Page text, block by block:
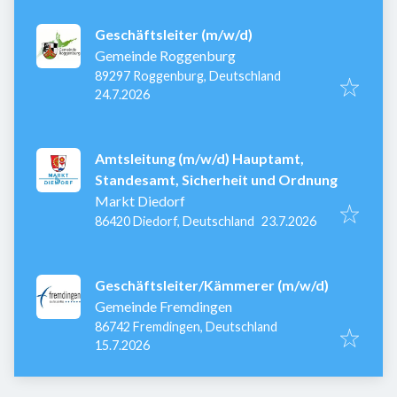
Geschäftsleiter (m/w/d)
Gemeinde Roggenburg
89297 Roggenburg, Deutschland
Veröffentlicht
24.7.2026
Amtsleitung (m/w/d) Hauptamt,
Standesamt, Sicherheit und Ordnung
Markt Diedorf
86420 Diedorf, Deutschland Veröffentlicht :
23.7.2026
Geschäftsleiter/Kämmerer (m/w/d)
Gemeinde Fremdingen
86742 Fremdingen, Deutschland
Veröffentlicht
15.7.2026